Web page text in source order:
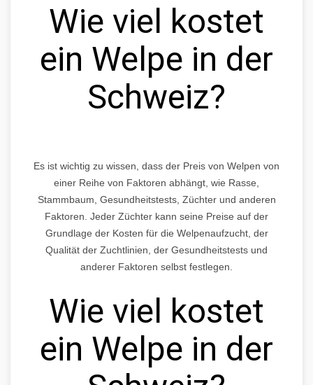
Wie viel kostet
ein Welpe in der
Schweiz?
Es ist wichtig zu wissen, dass der Preis von Welpen von
einer Reihe von Faktoren abhängt, wie Rasse,
Stammbaum, Gesundheitstests, Züchter und anderen
Faktoren. Jeder Züchter kann seine Preise auf der
Grundlage der Kosten für die Welpenaufzucht, der
Qualität der Zuchtlinien, der Gesundheitstests und
anderer Faktoren selbst festlegen.
Wie viel kostet
ein Welpe in der